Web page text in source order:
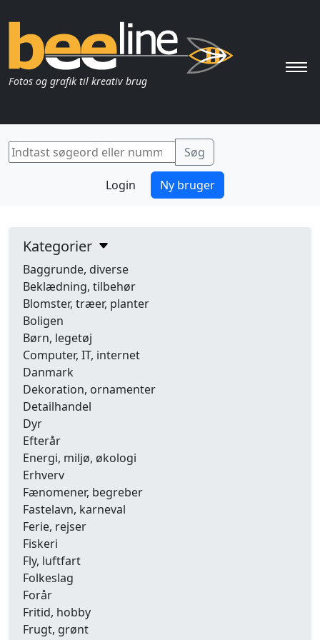
Fotos og grafik til kreativ brug
Login Ny bruger
Kategorier
Baggrunde, diverse
Beklædning, tilbehør
Blomster, træer, planter
Boligen
Børn, legetøj
Computer, IT, internet
Danmark
Dekoration, ornamenter
Detailhandel
Dyr
Efterår
Energi, miljø, økologi
Erhverv
Fænomener, begreber
Fastelavn, karneval
Ferie, rejser
Fiskeri
Fly, luftfart
Folkeslag
Forår
Fritid, hobby
Frugt, grønt